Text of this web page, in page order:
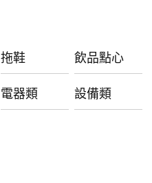
拖鞋 飲品點心
電器類 設備類